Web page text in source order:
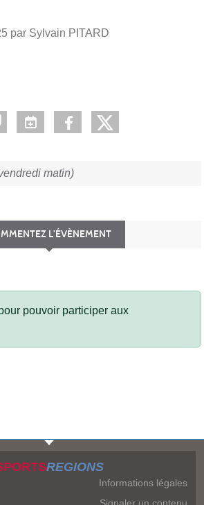
par Sylvain PITARD
matin)
L’ÉVÈNEMENT
pouvoir participer aux
REGIONS
Informations légales